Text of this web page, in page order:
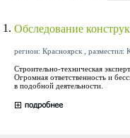
1. Обследование
регион: Красноярск ,
Строительно-техническая
Огромная ответственность и
в подобной деятельности.